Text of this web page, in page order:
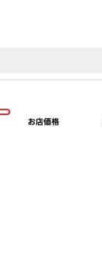
お店価格